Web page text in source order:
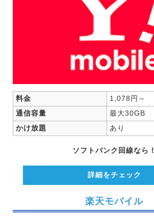
料金
1,078円～
通信容量
最大30GB
かけ放題
あり
ソフトバンク回線なら！
詳細をチェック
楽天モバイル